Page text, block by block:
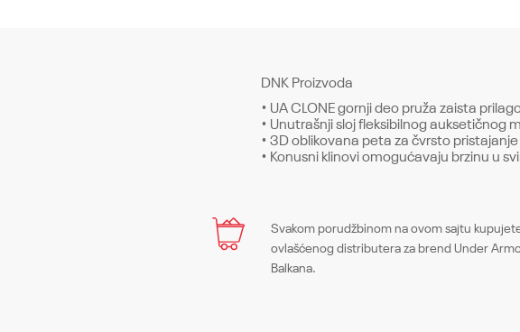
DNK Proizvoda
• UA CLONE gornji deo pruža zaista
• Unutrašnji sloj fleksibilnog auksetičnog
• 3D oblikovana peta za čvrsto pristajanje
• Konusni klinovi omogućavaju brzinu u
UA CLONE MAGNETICO PRO2.0 FG
Sezona
Naziv
Svakom porudžbinom na ovom sajtu
ovlašćenog distributera za brend Under
Balkana.